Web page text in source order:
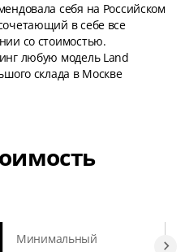
себя на Российском
в себе все
со стоимостью.
любую модель Land
склада в Москве
Минимальный